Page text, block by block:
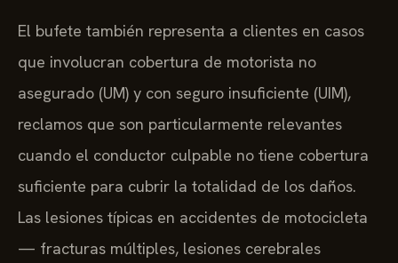
El bufete también representa a clientes en casos
que involucran cobertura de motorista no
asegurado (UM) y con seguro insuficiente (UIM),
reclamos que son particularmente relevantes
cuando el conductor culpable no tiene cobertura
suficiente para cubrir la totalidad de los daños.
Las lesiones típicas en accidentes de motocicleta
— fracturas múltiples, lesiones cerebrales